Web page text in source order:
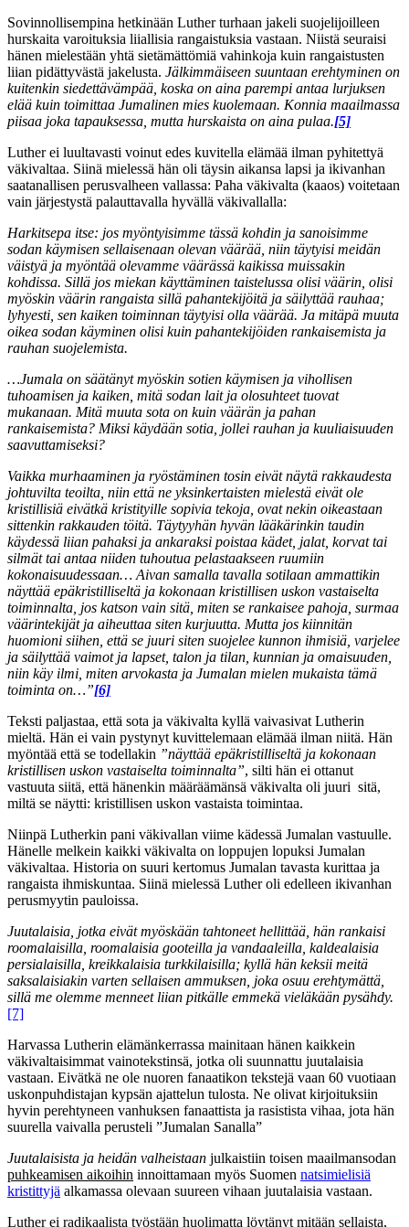
Sovinnollisempina hetkinään Luther turhaan jakeli suojelijoilleen
hurskaita varoituksia liiallisia rangaistuksia vastaan. Niistä seuraisi
hänen mielestään yhtä sietämättömiä vahinkoja kuin rangaistusten
liian pidättyvästä jakelusta. Jälkimmäiseen suuntaan erehtyminen on
kuitenkin siedettävämpää, koska on aina parempi antaa lurjuksen
elää kuin toimittaa Jumalinen mies kuolemaan. Konnia maailmassa
piisaa joka tapauksessa, mutta hurskaista on aina pulaa.[5]
Luther ei luultavasti voinut edes kuvitella elämää ilman pyhitettyä
väkivaltaa. Siinä mielessä hän oli täysin aikansa lapsi ja ikivanhan
saatanallisen perusvalheen vallassa: Paha väkivalta (kaaos) voitetaan
vain järjestystä palauttavalla hyvällä väkivallalla:
Harkitsepa itse: jos myöntyisimme tässä kohdin ja sanoisimme
sodan käymisen sellaisenaan olevan väärää, niin täytyisi meidän
väistyä ja myöntää olevamme väärässä kaikissa muissakin
kohdissa. Sillä jos miekan käyttäminen taistelussa olisi väärin, olisi
myöskin väärin rangaista sillä pahantekijöitä ja säilyttää rauhaa;
lyhyesti, sen kaiken toiminnan täytyisi olla väärää. Ja mitäpä muuta
oikea sodan käyminen olisi kuin pahantekijöiden rankaisemista ja
rauhan suojelemista.
…Jumala on säätänyt myöskin sotien käymisen ja vihollisen
tuhoamisen ja kaiken, mitä sodan lait ja olosuhteet tuovat
mukanaan. Mitä muuta sota on kuin väärän ja pahan
rankaisemista? Miksi käydään sotia, jollei rauhan ja kuuliaisuuden
saavuttamiseksi?
Vaikka murhaaminen ja ryöstäminen tosin eivät näytä rakkaudesta
johtuvilta teoilta, niin että ne yksinkertaisten mielestä eivät ole
kristillisiä eivätkä kristityille sopivia tekoja, ovat nekin oikeastaan
sittenkin rakkauden töitä. Täytyyhän hyvän lääkärinkin taudin
käydessä liian pahaksi ja ankaraksi poistaa kädet, jalat, korvat tai
silmät tai antaa niiden tuhoutua pelastaakseen ruumiin
kokonaisuudessaan… Aivan samalla tavalla sotilaan ammattikin
näyttää epäkristilliseltä ja kokonaan kristillisen uskon vastaiselta
toiminnalta, jos katson vain sitä, miten se rankaisee pahoja, surmaa
väärintekijät ja aiheuttaa siten kurjuutta. Mutta jos kiinnitän
huomioni siihen, että se juuri siten suojelee kunnon ihmisiä, varjelee
ja säilyttää vaimot ja lapset, talon ja tilan, kunnian ja omaisuuden,
niin käy ilmi, miten arvokasta ja Jumalan mielen mukaista tämä
toiminta on…”[6]
Teksti paljastaa, että sota ja väkivalta kyllä vaivasivat Lutherin
mieltä. Hän ei vain pystynyt kuvittelemaan elämää ilman niitä. Hän
myöntää että se todellakin ”näyttää epäkristilliseltä ja kokonaan
kristillisen uskon vastaiselta toiminnalta”, silti hän ei ottanut
vastuuta siitä, että hänenkin määräämänsä väkivalta oli juuri sitä,
miltä se näytti: kristillisen uskon vastaista toimintaa.
Niinpä Lutherkin pani väkivallan viime kädessä Jumalan vastuulle.
Hänelle melkein kaikki väkivalta on loppujen lopuksi Jumalan
väkivaltaa. Historia on suuri kertomus Jumalan tavasta kurittaa ja
rangaista ihmiskuntaa. Siinä mielessä Luther oli edelleen ikivanhan
perusmyytin pauloissa.
Juutalaisia, jotka eivät myöskään tahtoneet hellittää, hän rankaisi
roomalaisilla, roomalaisia gooteilla ja vandaaleilla, kaldealaisia
persialaisilla, kreikkalaisia turkkilaisilla; kyllä hän keksii meitä
saksalaisiakin varten sellaisen ammuksen, joka osuu erehtymättä,
sillä me olemme menneet liian pitkälle emmekä vieläkään pysähdy.
[7]
Harvassa Lutherin elämänkerrassa mainitaan hänen kaikkein
väkivaltaisimmat vainotekstinsä, jotka oli suunnattu juutalaisia
vastaan. Eivätkä ne ole nuoren fanaatikon tekstejä vaan 60 vuotiaan
uskonpuhdistajan kypsän ajattelun tulosta. Ne olivat kirjoituksiin
hyvin perehtyneen vanhuksen fanaattista ja rasistista vihaa, jota hän
suurella vaivalla perusteli ”Jumalan Sanalla”
Juutalaisista ja heidän valheistaan julkaistiin toisen maailmansodan
puhkeamisen aikoihin innoittamaan myös Suomen natsimielisiä
kristittyjä alkamassa olevaan suureen vihaan juutalaisia vastaan.
Luther ei radikaalista työstään huolimatta löytänyt mitään sellaista,